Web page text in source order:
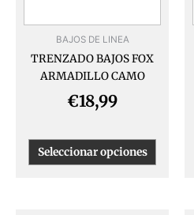
BAJOS DE LINEA
TRENZADO BAJOS FOX
ARMADILLO CAMO
€18,99
Seleccionar opciones
pueden